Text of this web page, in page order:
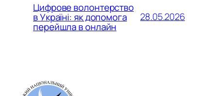
Цифрове волонтерство
в Україні: як допомога
перейшла в онлайн
28.05.2026